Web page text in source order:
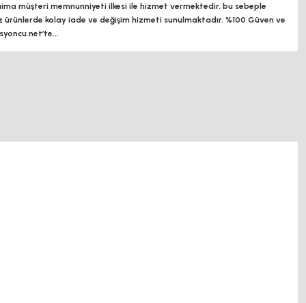
müşteri memnunniyeti ilkesi ile hizmet vermektedir. bu sebeple
ürünlerde kolay iade ve değişim hizmeti sunulmaktadır. %100 Güven ve